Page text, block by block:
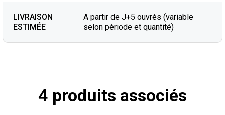
LIVRAISON
ESTIMÉE
A partir de J+5 ouvrés (variable
selon période et quantité)
4 produits associés